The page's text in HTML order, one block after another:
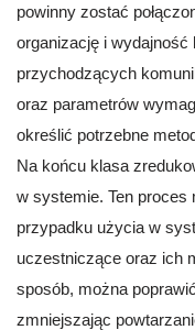
powinny zostać
organizację i
przychodzących
oraz parametrów
określić potrzebne
Na końcu klasa
w systemie. Ten proces
przypadku użycia w
uczestniczące oraz ich
sposób, można
zmniejszając